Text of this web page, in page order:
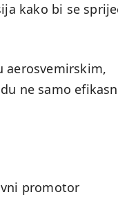
kako bi se
aerosvemirskim,
ne samo
promotor